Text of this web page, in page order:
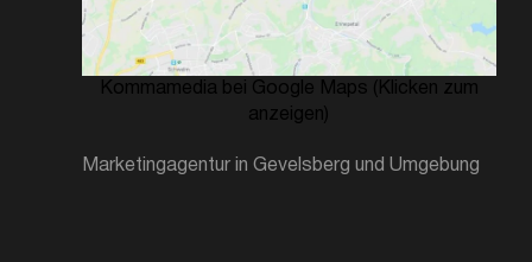
Kommamedia bei Google Maps (Klicken zum
anzeigen)
Marketingagentur in Gevelsberg und Umgebung